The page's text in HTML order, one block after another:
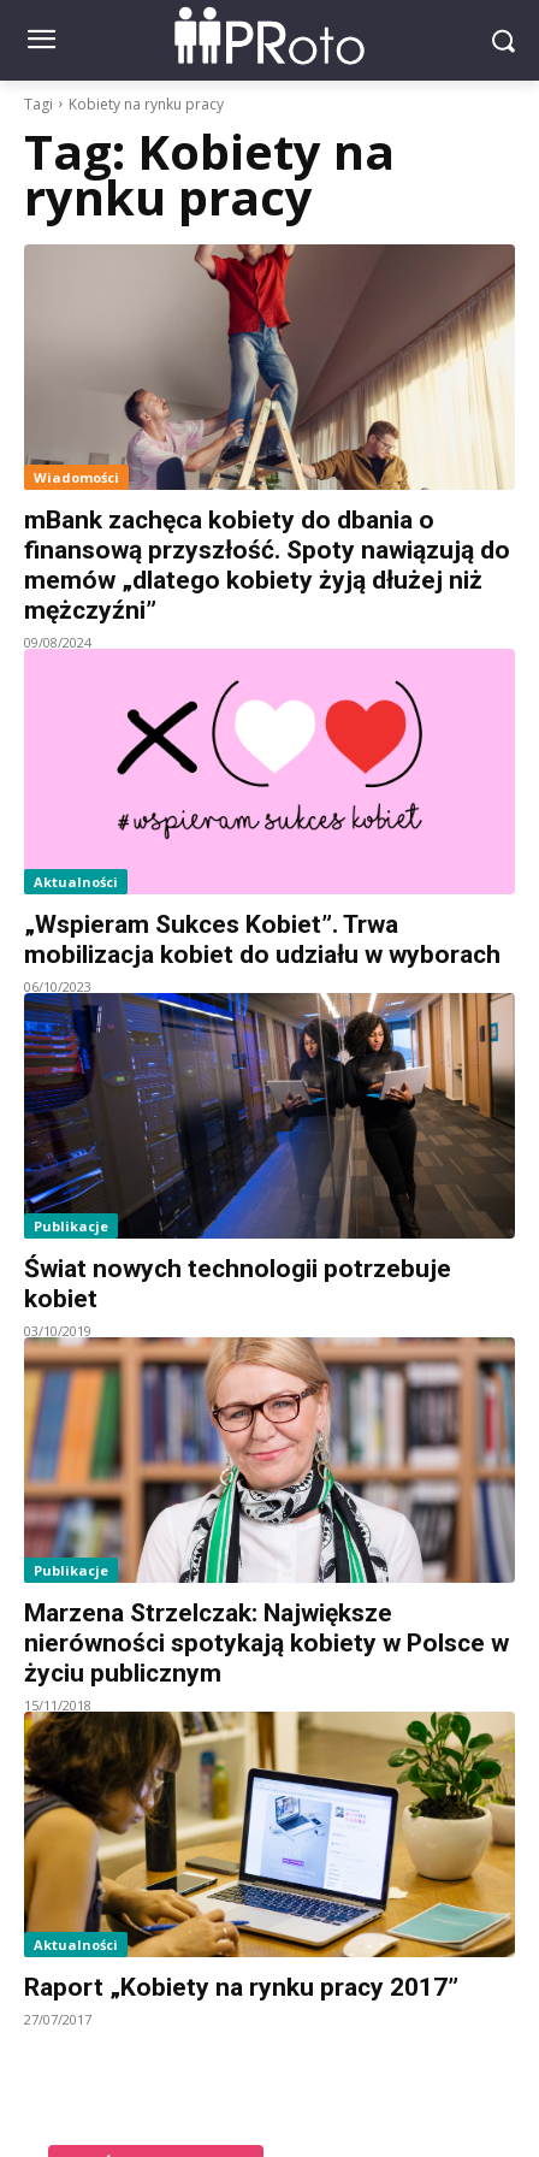
Tagi Kobiety na rynku pracy
Tag: Kobiety na
rynku pracy
Wiadomości
mBank zachęca kobiety do dbania o
finansową przyszłość. Spoty nawiązują do
memów „dlatego kobiety żyją dłużej niż
mężczyźni”
09/08/2024
Aktualności
„Wspieram Sukces Kobiet”. Trwa
mobilizacja kobiet do udziału w wyborach
06/10/2023
Publikacje
Świat nowych technologii potrzebuje
kobiet
03/10/2019
Publikacje
Marzena Strzelczak: Największe
nierówności spotykają kobiety w Polsce w
życiu publicznym
15/11/2018
Aktualności
Raport „Kobiety na rynku pracy 2017”
27/07/2017